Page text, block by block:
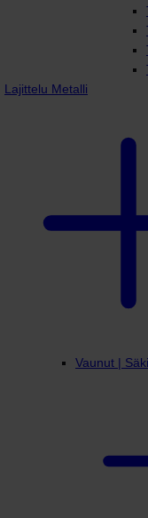
Lajittelu Metalli
Vaunut |